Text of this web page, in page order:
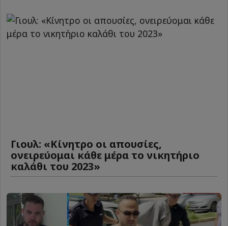
Γιουλ: «Κίνητρο οι απουσίες,
ονειρεύομαι κάθε μέρα το νικητήριο
καλάθι του 2023»